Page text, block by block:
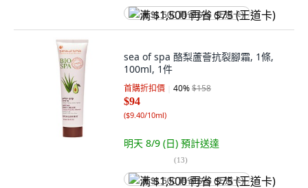
满 $1,500 再省 $75 (王道卡)
sea of spa 酪梨蘆薈抗裂腳霜, 1條,
100ml, 1件
首購折扣價 40%$158
$94
($9.40/10ml)
明天 8/9 (日) 預計送達
(13)
满 $1,500 再省 $75 (王道卡)